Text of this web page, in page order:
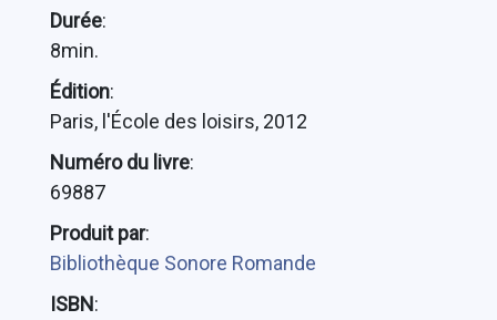
Durée:
8min.
Édition:
Paris, l'École des loisirs, 2012
Numéro du livre:
69887
Produit par:
Bibliothèque Sonore Romande
ISBN: